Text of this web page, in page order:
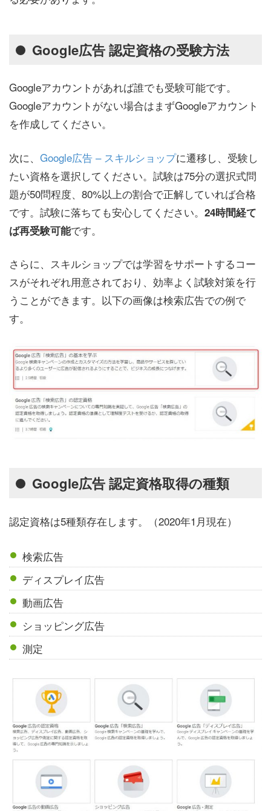
Google広告 認定資格の受験方法
Googleアカウントがあれば誰でも受験可能です。
Googleアカウントがない場合はまずGoogleアカウント
を作成してください。
次に、 Google広告 – スキルショップに遷移し、受験し
たい資格を選択してください。試験は75分の選択式問
題が50問程度、80%以上の割合で正解していれば合格
です。試験に落ちても安心してください。 24時間経て
ば再受験可能です。
さらに、スキルショップでは学習をサポートするコー
スがそれぞれ用意されており、効率よく試験対策を行
うことができます。以下の画像は検索広告での例で
す。
Google広告 認定資格取得の種類
認定資格は5種類存在します。（2020年1月現在）
検索広告
ディスプレイ広告
動画広告
ショッピング広告
測定